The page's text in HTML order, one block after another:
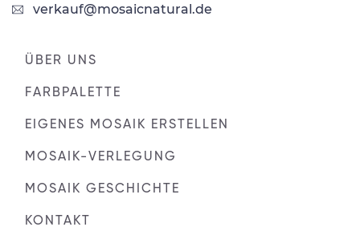
verkauf@mosaicnatural.de
ÜBER UNS
FARBPALETTE
EIGENES MOSAIK ERSTELLEN
MOSAIK-VERLEGUNG
MOSAIK GESCHICHTE
KONTAKT